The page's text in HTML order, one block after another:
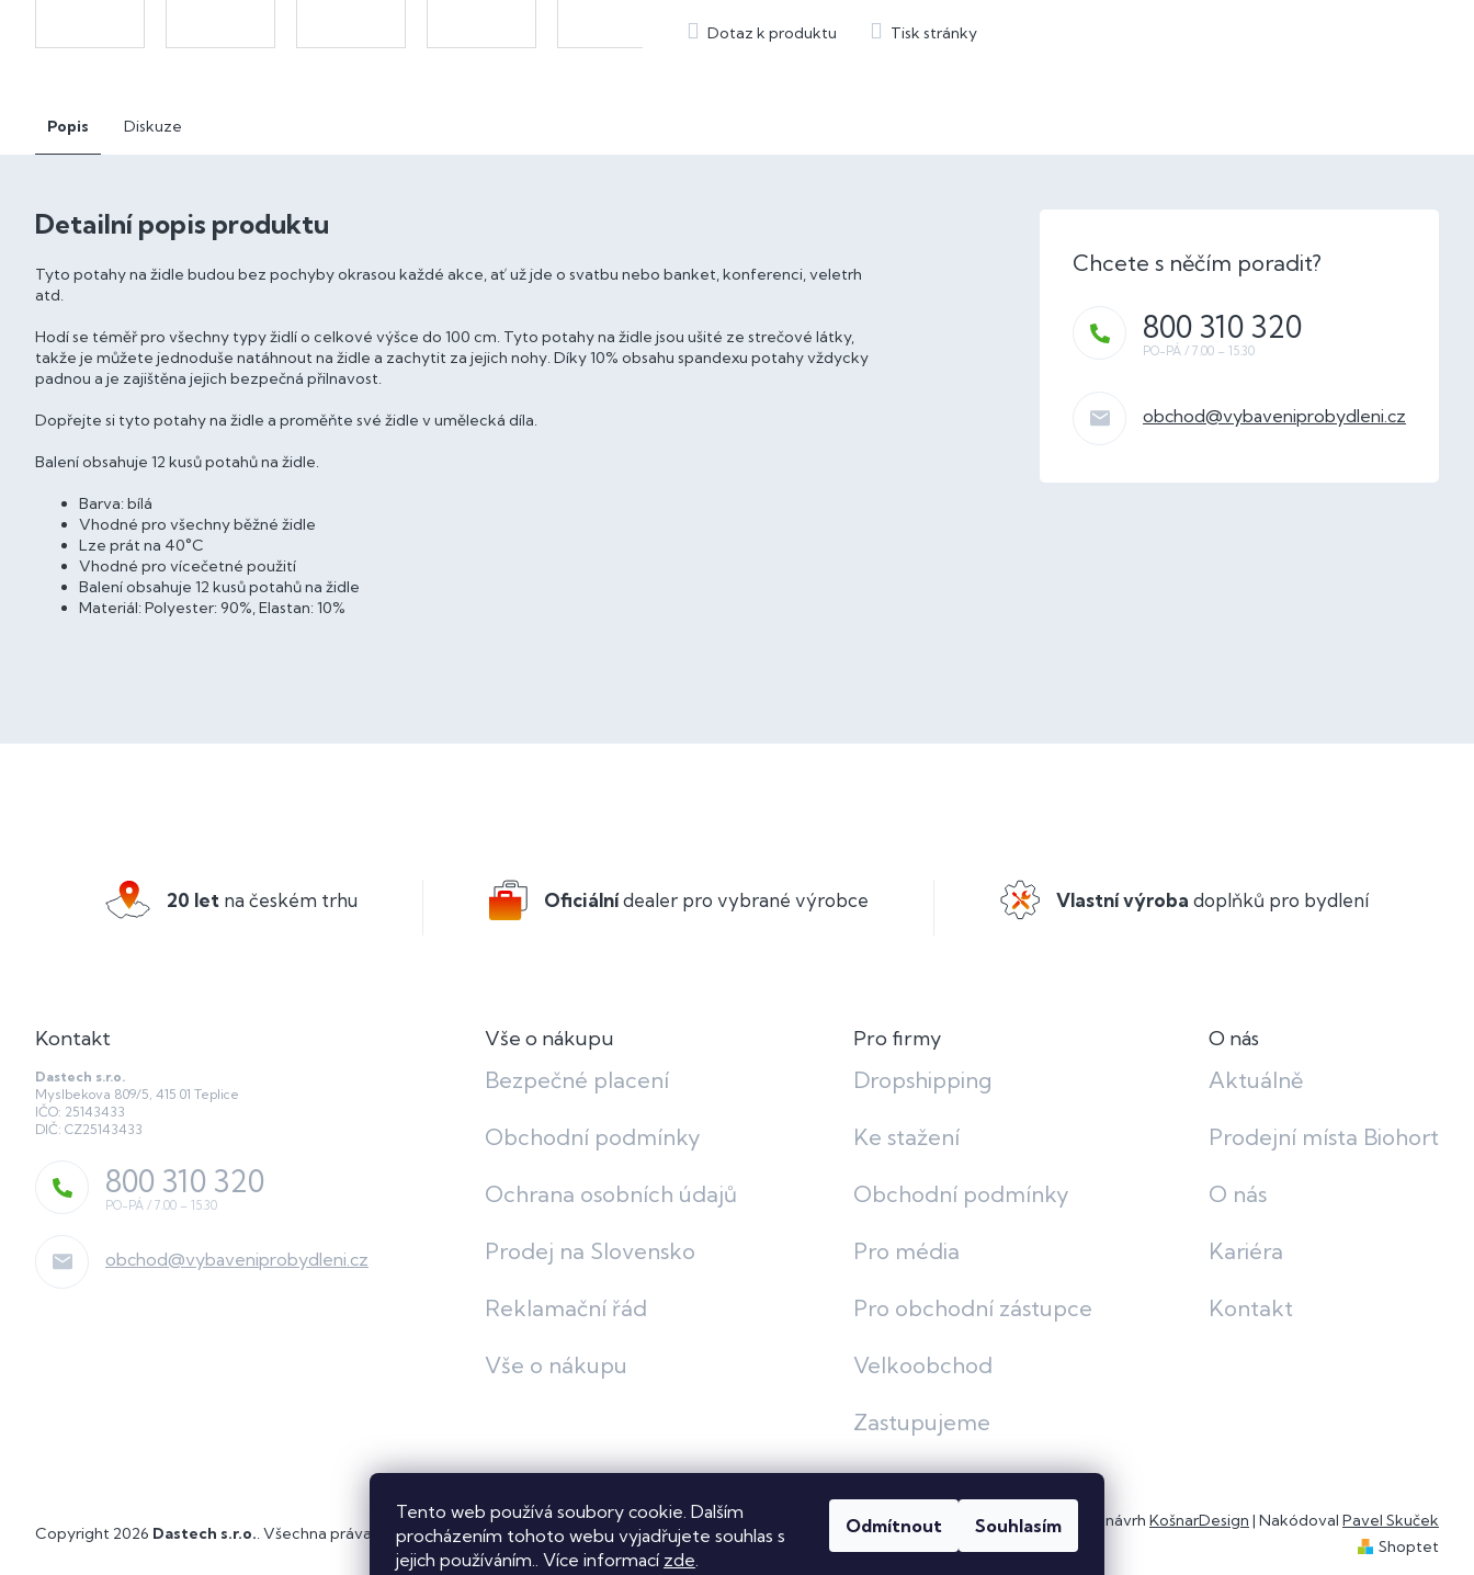
Tento web používá soubory cookie. Dalším
procházením tohoto webu vyjadřujete souhlas s
jejich používáním.. Více informací zde.
Odmítnout Souhlasím
Popis Diskuze
Detailní popis produktu
Tyto potahy na židle budou bez pochyby okrasou každé akce, ať už jde o svatbu nebo banket, konferenci, veletrh
atd.
Hodí se téměř pro všechny typy židlí o celkové výšce do 100 cm. Tyto potahy na židle jsou ušité ze strečové látky,
takže je můžete jednoduše natáhnout na židle a zachytit za jejich nohy. Díky 10% obsahu spandexu potahy vždycky
padnou a je zajištěna jejich bezpečná přilnavost.
Dopřejte si tyto potahy na židle a proměňte své židle v umělecká díla.
Balení obsahuje 12 kusů potahů na židle.
Barva: bílá
Vhodné pro všechny běžné židle
Lze prát na 40°C
Vhodné pro vícečetné použití
Balení obsahuje 12 kusů potahů na židle
Materiál: Polyester: 90%, Elastan: 10%
obchod@vybaveniprobydleni.cz
800 310 320
20 let na českém trhu Oficiálnídealer pro vybrané výrobce Vlastní výroba doplňků pro bydlení
Kontakt
Dastech s.r.o.
Myslbekova 809/5, 415 01 Teplice
IČO: 25143433
DIČ: CZ25143433
obchod@vybaveniprobydleni.cz
800 310 320
Vše o nákupu
Bezpečné placení
Obchodní podmínky
Ochrana osobních údajů
Prodej na Slovensko
Reklamační řád
Vše o nákupu
Pro firmy
Dropshipping
Ke stažení
Obchodní podmínky
Pro média
Pro obchodní zástupce
Velkoobchod
Zastupujeme
O nás
Aktuálně
Prodejní místa Biohort
O nás
Kariéra
Kontakt
Grafický návrh KošnarDesign | Nakódoval Pavel Skuček
Shoptet
Copyright 2026 Dastech s.r.o. . Všechna práva vyhrazena.Upravit nastavení cookies